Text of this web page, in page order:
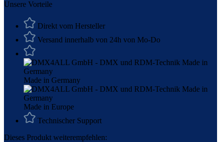
Unsere Vorteile
Direkt vom Hersteller
Versand innerhalb von 24h von Mo-Do
Made in Germany
Made in Europe
Technischer Support
Dieses Produkt weiterempfehlen: